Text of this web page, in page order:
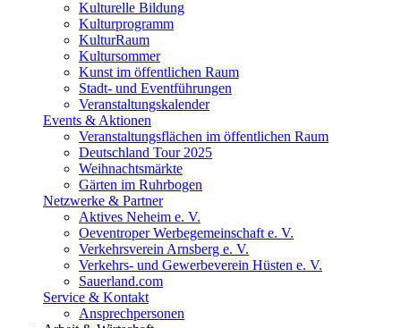
Kulturelle Bildung
Kulturprogramm
KulturRaum
Kultursommer
Kunst im öffentlichen Raum
Stadt- und Eventführungen
Veranstaltungskalender
Events & Aktionen
Veranstaltungsflächen im öffentlichen Raum
Deutschland Tour 2025
Weihnachtsmärkte
Gärten im Ruhrbogen
Netzwerke & Partner
Aktives Neheim e. V.
Oeventroper Werbegemeinschaft e. V.
Verkehrsverein Arnsberg e. V.
Verkehrs- und Gewerbeverein Hüsten e. V.
Sauerland.com
Service & Kontakt
Ansprechpersonen